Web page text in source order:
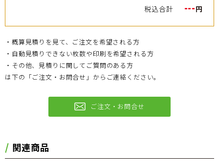
税込合計 ---円
・概算見積りを見て、ご注文を希望される方
・自動見積りできない枚数や印刷を希望される方
・その他、見積りに関してご質問のある方
は下の「ご注文・お問合せ」からご連絡ください。
ご注文・お問合せ
関連商品